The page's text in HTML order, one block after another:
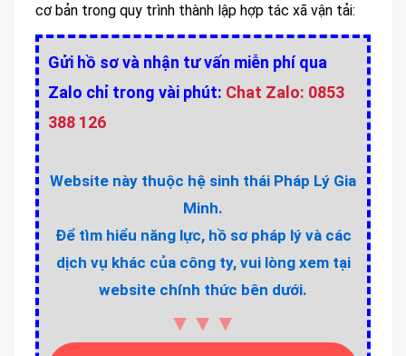
cơ bản trong quy trình thành lập hợp tác xã vận tải:
Gửi hồ sơ và nhận tư vấn miễn phí qua
Zalo chỉ trong vài phút: Chat Zalo: 0853
388 126
Website này thuộc hệ sinh thái Pháp Lý Gia
Minh.
Để tìm hiểu năng lực, hồ sơ pháp lý và các
dịch vụ khác của công ty, vui lòng xem tại
website chính thức bên dưới.
▼▼▼